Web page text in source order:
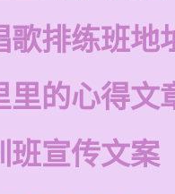
歌排练班地
里的心得文
班宣传文案